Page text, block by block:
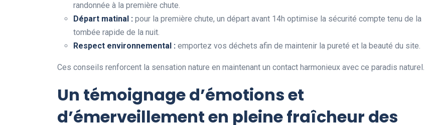
randonnée à la première chute.
Départ matinal : pour la première chute, un départ avant 14h optimise la sécurité compte tenu de la
tombée rapide de la nuit.
Respect environnemental : emportez vos déchets afin de maintenir la pureté et la beauté du site.
Ces conseils renforcent la sensation nature en maintenant un contact harmonieux avec ce paradis naturel.
Un témoignage d’émotions et
d’émerveillement en pleine fraîcheur des